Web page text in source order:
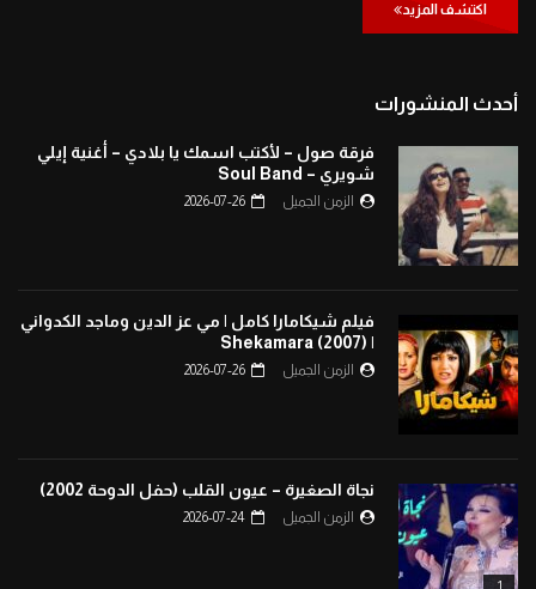
اكتشف المزيد
أحدث المنشورات
فرقة صول – لأكتب اسمك يا بلادي – أغنية إيلي
شويري – Soul Band
الزمن الجميل 2026-07-26
فيلم شيكامارا كامل | مي عز الدين وماجد الكدواني
| Shekamara (2007)
الزمن الجميل 2026-07-26
نجاة الصغيرة – عيون القلب (حفل الدوحة 2002)
الزمن الجميل 2026-07-24